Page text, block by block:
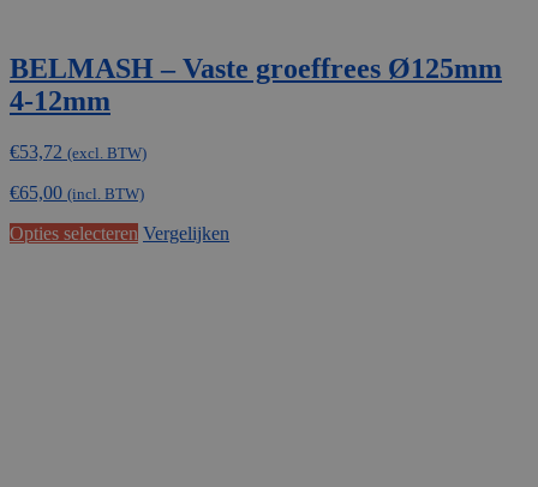
BELMASH – Vaste groeffrees Ø125mm
4-12mm
€53,72 (excl. BTW)
€65,00 (incl. BTW)
Opties selecteren Dit
Vergelijken